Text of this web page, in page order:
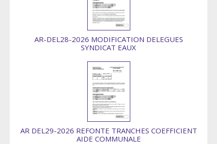
AR-DEL28-2026 MODIFICATION DELEGUES
SYNDICAT EAUX
AR DEL29-2026 REFONTE TRANCHES COEFFICIENT
AIDE COMMUNALE